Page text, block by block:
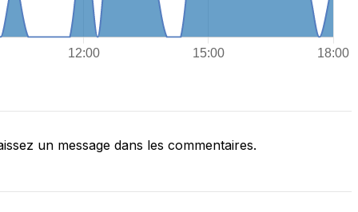
un message dans les commentaires.